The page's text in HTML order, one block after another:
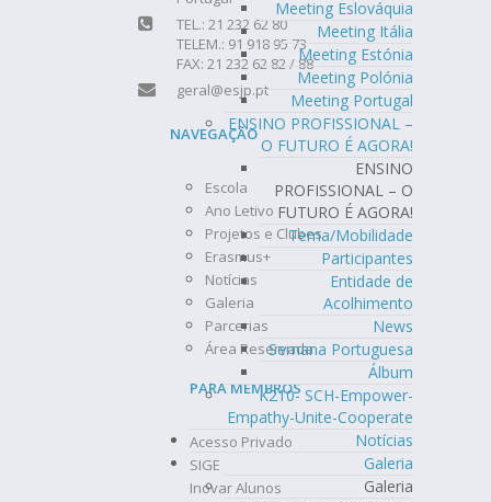
Meeting Eslováquia
Meeting Itália
Meeting Estónia
Meeting Polónia
Meeting Portugal
ENSINO PROFISSIONAL –
O FUTURO É AGORA!
ENSINO
PROFISSIONAL – O
FUTURO É AGORA!
Tema/Mobilidade
Participantes
Entidade de
Acolhimento
News
Semana Portuguesa
Álbum
K210- SCH-Empower-
Empathy-Unite-Cooperate
Notícias
Galeria
Galeria
TEL.: 21 232 62 80
TELEM.: 91 918 95 73
FAX: 21 232 62 82 / 88
geral@esjp.pt
NAVEGAÇÃO
Escola
Ano Letivo
Projetos e Clubes
Erasmus+
Notícias
Galeria
Parcerias
Área Reservada
PARA MEMBROS
Acesso Privado
SIGE
Inovar Alunos